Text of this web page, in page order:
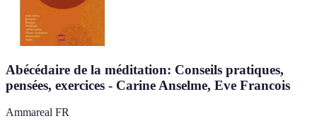
Abécédaire de la méditation: Conseils pratiques,
pensées, exercices - Carine Anselme, Eve Francois
Ammareal FR